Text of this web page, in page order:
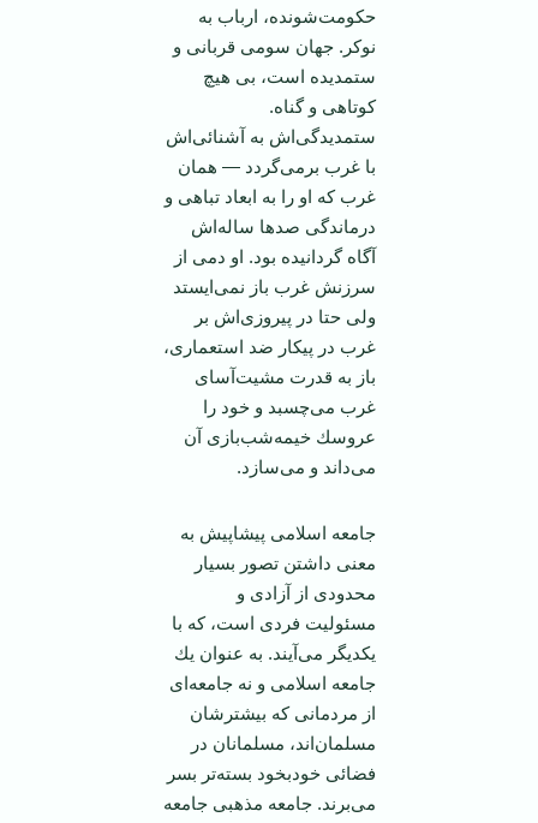
حكومت‌شونده، ارباب به
نوكر. جهان سومی قربانی و
ستمديده است، بی ‏هيچ
كوتاهی و گناه.
ستمديدگی‌اش به آشنائی‌اش
با غرب برمی‌گردد — همان
غرب كه او را به ابعاد ‏تباهی و
درماندگی صدها ساله‌اش
آگاه گردانيده بود. او دمی از
سرزنش غرب باز نمی‌ايستد
ولی حتا در ‏پيروزی‌اش بر
غرب در پيكار ضد استعماری،
باز به قدرت مشيت‌آسای
غرب می‌چسبد و خود را
عروسك ‏خيمه‌شب‌بازی آن
می‌داند و می‌سازد.‏
‏جامعه اسلامی پيشاپيش به
معنی داشتن تصور بسيار
محدودی از آزادی و
مسئوليت فردی است، كه با
‏يكديگر می‌آيند. به عنوان يك
جامعه اسلامی و نه جامعه‌ای
از مردمانی كه بيشترشان
مسلمان‌اند، ‏مسلمانان در
فضائی خود‌بخود بسته‌تر بسر
می‌برند. جامعه مذهبی جامعه